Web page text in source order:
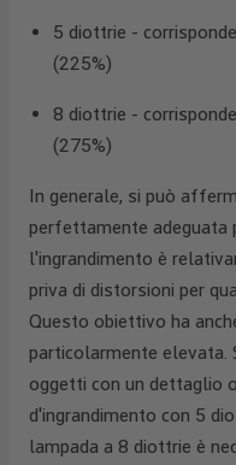
5 diottrie -
(225%)
8 diottrie -
(275%)
In generale, si può
perfettamente adeguata
l'ingrandimento è
priva di distorsioni per
Questo obiettivo ha
particolarmente elevata.
oggetti con un dettaglio
d'ingrandimento con 5
lampada a 8 diottrie è